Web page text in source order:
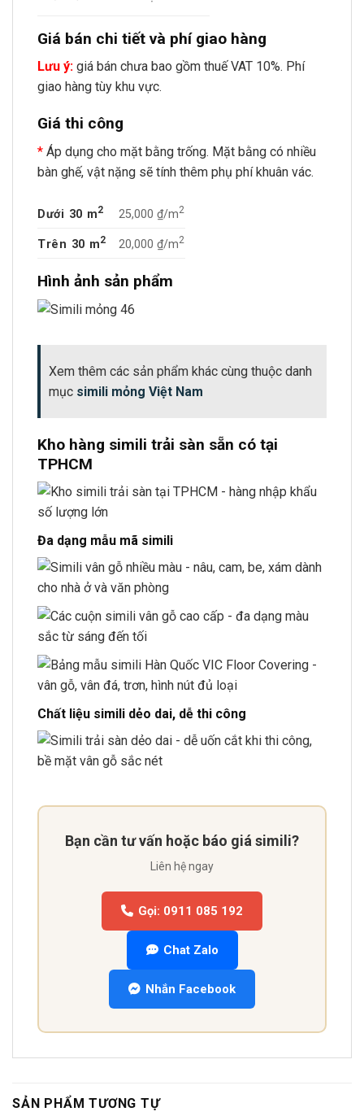
Giá bán chi tiết và phí giao hàng
Lưu ý: giá bán chưa bao gồm thuế VAT 10%. Phí
giao hàng tùy khu vực.
Giá thi công
* Áp dụng cho mặt bằng trống. Mặt bằng có nhiều
bàn ghế, vật nặng sẽ tính thêm phụ phí khuân vác.
Dưới 30 m2 25,000 ₫/m2
Trên 30 m2 20,000 ₫/m2
Hình ảnh sản phẩm
Xem thêm các sản phẩm khác cùng thuộc danh
mục simili mỏng Việt Nam
Kho hàng simili trải sàn sẵn có tại
TPHCM
Đa dạng mẫu mã simili
Chất liệu simili dẻo dai, dễ thi công
Bạn cần tư vấn hoặc báo giá simili?
Liên hệ ngay
Gọi: 0911 085 192
Chat Zalo
Nhắn Facebook
SẢN PHẨM TƯƠNG TỰ